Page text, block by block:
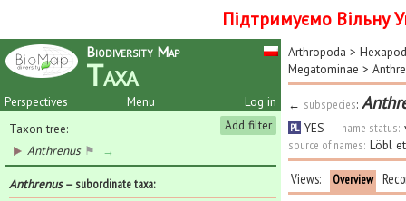
Підтримуємо Вільну
Biodiversity Map
Taxa
Perspectives Log in
Menu
Add filter
Taxon tree:
Anthrenus⚑ →
Anthrenus— subordinate taxa:
Arthropoda >
Megatominae >
← subspecies:
PL YES name status:
source of names: Löbl
Views: Overview